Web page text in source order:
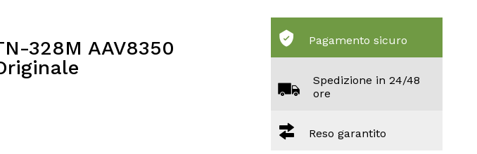
328M AAV8350
Pagamento sicuro
Spedizione in 24/48
ore
Reso garantito